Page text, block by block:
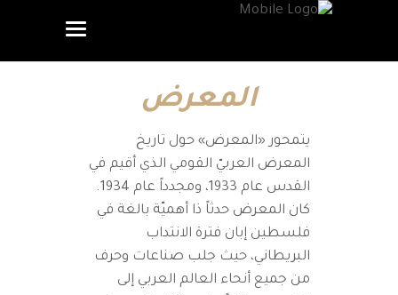
المعرض
يتمحور «المعرض» حول تاريخ
المعرض العربيّ القومي الذي أقيم في
القدس عام 1933، ومجدداً عام 1934.
كان المعرض حدثاً ذا أهميّة بالغة في
فلسطين إبان فترة الانتداب
البريطاني، حيث جلب صناعات وحرف
من جميع أنحاء العالم العربي إلى